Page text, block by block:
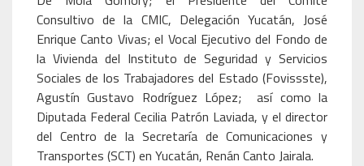
Consultivo de la CMIC, Delegación Yucatán, José
Enrique Canto Vivas; el Vocal Ejecutivo del Fondo de
la Vivienda del Instituto de Seguridad y Servicios
Sociales de los Trabajadores del Estado (Fovissste),
Agustín Gustavo Rodríguez López; así como la
Diputada Federal Cecilia Patrón Laviada, y el director
del Centro de la Secretaría de Comunicaciones y
Transportes (SCT) en Yucatán, Renán Canto Jairala.